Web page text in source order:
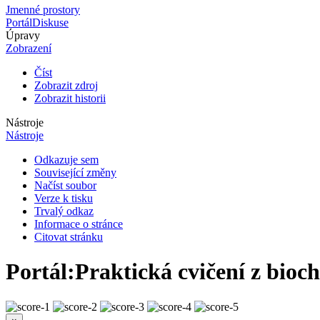
Jmenné prostory
PortálDiskuse
Úpravy
Zobrazení
Číst
Zobrazit zdroj
Zobrazit historii
Nástroje
Nástroje
Odkazuje sem
Související změny
Načíst soubor
Verze k tisku
Trvalý odkaz
Informace o stránce
Citovat stránku
Portál:Praktická cvičení z